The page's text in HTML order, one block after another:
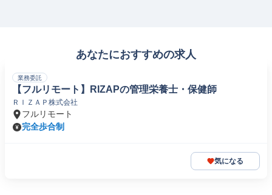
あなたにおすすめの求人
業務委託
【フルリモート】RIZAPの管理栄養士・保健師
ＲＩＺＡＰ株式会社
フルリモート
完全歩合制
気になる